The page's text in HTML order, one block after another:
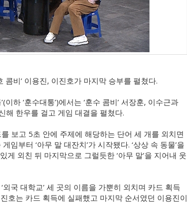
콤비’ 이용진, 이진호가 마지막 승부를 펼쳤다.
하 ‘훈수대통’)에서는 ‘훈수 콤비’ 서장훈, 이수근과
해 한우를 걸고 게임 대결을 펼쳤다.
보고 5초 안에 주제에 해당하는 단어 세 개를 외치면
부터 ‘아무 말 대잔치’가 시작됐다. ‘상상 속 동물’을
게 외친 뒤 마지막으로 그럴듯한 ‘아무 말’을 지어내 웃
국 대학교’ 세 곳의 이름을 가뿐히 외치며 카드 획득
호는 카드 획득에 실패했고 마지막 순서였던 이용진이